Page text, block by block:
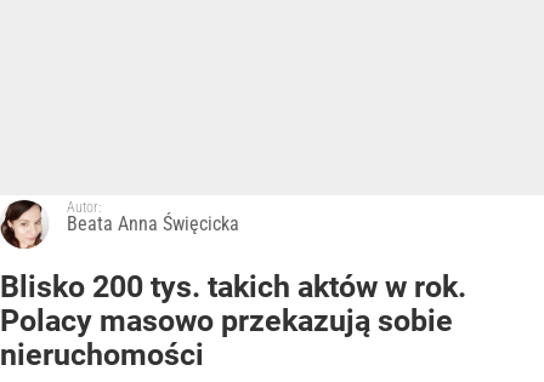
Autor:
Beata Anna Święcicka
Blisko 200 tys. takich aktów w rok.
Polacy masowo przekazują sobie
nieruchomości